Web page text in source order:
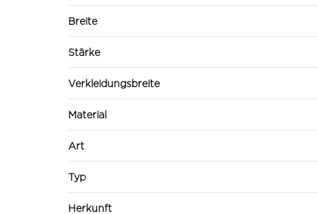
Breite
Stärke
Verkleidungsbreite
Material
Art
Typ
Herkunft